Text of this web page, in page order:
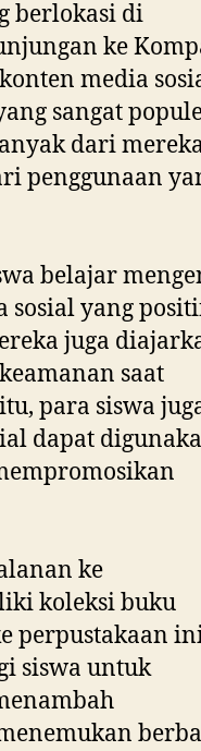
berlokasi di
ke
media
sangat
dari
penggunaan
belajar
sosial yang
juga
saat
para siswa
dapat
ke
koleksi buku
perpustakaan
siswa untuk